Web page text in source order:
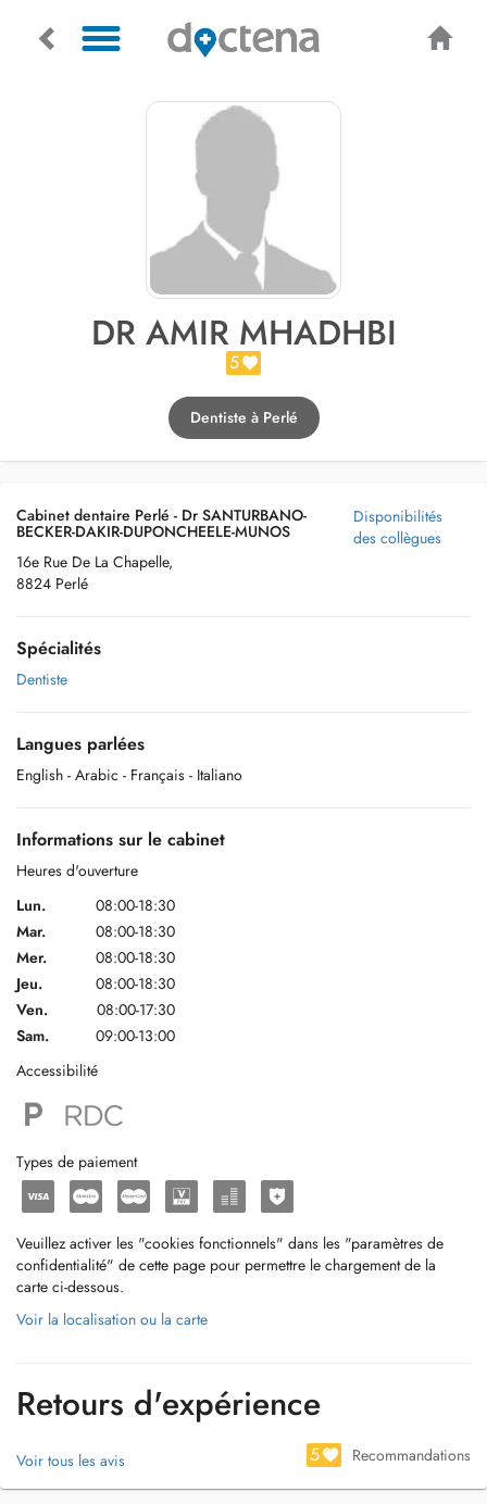
DR AMIR MHADHBI
5
Dentiste à Perlé
Cabinet dentaire Perlé - Dr SANTURBANO-
BECKER-DAKIR-DUPONCHEELE-MUNOS
16e Rue De La Chapelle,
8824 Perlé
Disponibilités
des collègues
Spécialités
Dentiste
Langues parlées
English - Arabic - Français - Italiano
Informations sur le cabinet
Heures d'ouverture
Lun.
08:00-18:30
Mar.
08:00-18:30
Mer.
08:00-18:30
Jeu.
08:00-18:30
Ven.
08:00-17:30
Sam.
09:00-13:00
Accessibilité
Types de paiement
Veuillez activer les "cookies fonctionnels" dans les "paramètres de
confidentialité" de cette page pour permettre le chargement de la
carte ci-dessous.
Voir la localisation ou la carte
Retours d'expérience
Voir tous les avis 5 Recommandations